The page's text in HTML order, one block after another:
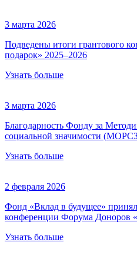
3 марта 2026
Подведены итоги грантового
подарок» 2025–2026
Узнать больше
3 марта 2026
Благодарность Фонду за
социальной значимости
Узнать больше
2 февраля 2026
Фонд «Вклад в будущее»
конференции Форума Доноров
Узнать больше